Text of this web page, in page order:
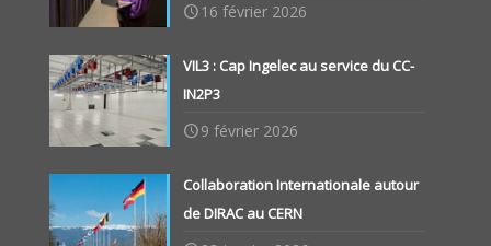
16 février 2026
VIL3 : Cap Ingelec au service du CC-
IN2P3
9 février 2026
Collaboration Internationale autour
de DIRAC au CERN